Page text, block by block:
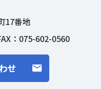
17番地
：075-602-0560
せ